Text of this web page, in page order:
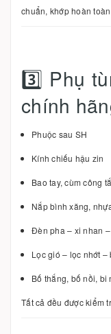
chuẩn, khớp hoàn
3️⃣ Phụ
chính
Phuộc sau SH
Kính chiếu hậu zin
Bao tay, cùm công
Nắp bình xăng,
Đèn pha – xi nhan
Lọc gió – lọc nhớt –
Bố thắng, bố nồi, bi
Tất cả đều được kiểm